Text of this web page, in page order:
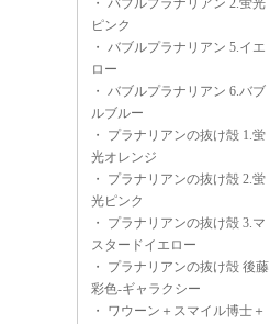
・ バブルプラナリアン 2.蛍光
ピンク
・ バブルプラナリアン 5.イエ
ロー
・ バブルプラナリアン 6.バブ
ルブルー
・ プラナリアンの抜け殻 1.蛍
光オレンジ
・ プラナリアンの抜け殻 2.蛍
光ピンク
・ プラナリアンの抜け殻 3.マ
スタードイエロー
・ プラナリアンの抜け殻 後藤
彩色-ギャラクシー
・ ワウーン＋スマイル博士＋